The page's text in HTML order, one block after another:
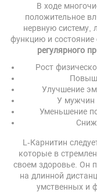
В ходе
положительное
нервную систему,
функцию и состояние
регулярного
Рост
Улучшение
У мужчин
Уменьшение
L-Карнитин
которые в
своем здоровье. Он
на длинной
умственных и